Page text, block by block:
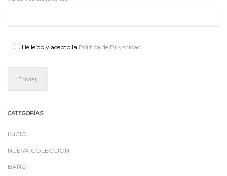
He leído y acepto la Política de Privacidad
CATEGORÍAS
INICIO
NUEVA COLECCIÓN
BAÑO